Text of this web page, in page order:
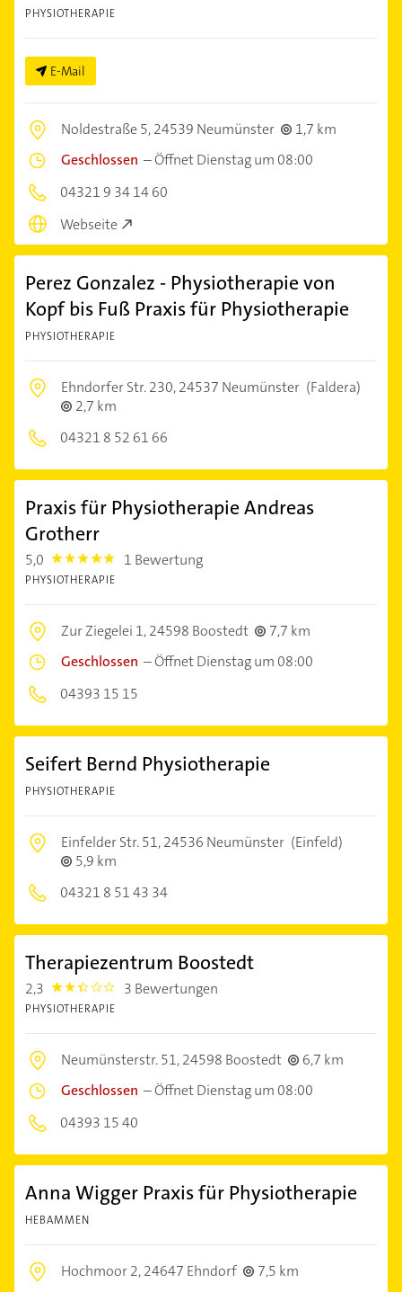
PHYSIOTHERAPIE
E-Mail
Noldestraße 5,24539 Neumünster
1,7 km
Geschlossen –Öffnet Dienstag um 08:00
04321 9 34 14 60
Webseite
Perez Gonzalez - Physiotherapie von
Kopf bis Fuß Praxis für Physiotherapie
PHYSIOTHERAPIE
Ehndorfer Str. 230,24537 Neumünster (Faldera)
2,7 km
04321 8 52 61 66
Praxis für Physiotherapie Andreas
Grotherr
5,0 5.0 1 Bewertung
PHYSIOTHERAPIE
Zur Ziegelei 1,24598 Boostedt
7,7 km
Geschlossen –Öffnet Dienstag um 08:00
04393 15 15
Seifert Bernd Physiotherapie
PHYSIOTHERAPIE
Einfelder Str. 51,24536 Neumünster (Einfeld)
5,9 km
04321 8 51 43 34
Therapiezentrum Boostedt
2,3 2.3 3 Bewertungen
PHYSIOTHERAPIE
Neumünsterstr. 51,24598 Boostedt
6,7 km
Geschlossen –Öffnet Dienstag um 08:00
04393 15 40
Anna Wigger Praxis für Physiotherapie
HEBAMMEN
Hochmoor 2,24647 Ehndorf 7,5 km